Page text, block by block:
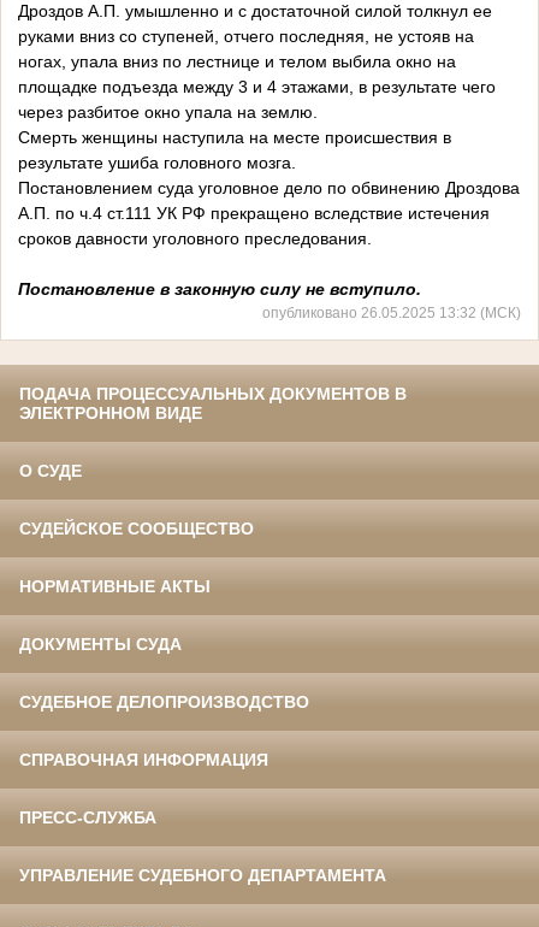
Дроздов А.П. умышленно и с достаточной силой толкнул ее
руками вниз со ступеней, отчего последняя, не устояв на
ногах, упала вниз по лестнице и телом выбила окно на
площадке подъезда между 3 и 4 этажами, в результате чего
через разбитое окно упала на землю.
Смерть женщины наступила на месте происшествия в
результате ушиба головного мозга.
Постановлением суда уголовное дело по обвинению Дроздова
А.П. по ч.4 ст.111 УК РФ прекращено вследствие истечения
сроков давности уголовного преследования.
Постановление в законную силу не вступило.
опубликовано 26.05.2025 13:32 (МСК)
ПОДАЧА ПРОЦЕССУАЛЬНЫХ ДОКУМЕНТОВ В
ЭЛЕКТРОННОМ ВИДЕ
О СУДЕ
СУДЕЙСКОЕ СООБЩЕСТВО
НОРМАТИВНЫЕ АКТЫ
ДОКУМЕНТЫ СУДА
СУДЕБНОЕ ДЕЛОПРОИЗВОДСТВО
СПРАВОЧНАЯ ИНФОРМАЦИЯ
ПРЕСС-СЛУЖБА
УПРАВЛЕНИЕ СУДЕБНОГО ДЕПАРТАМЕНТА